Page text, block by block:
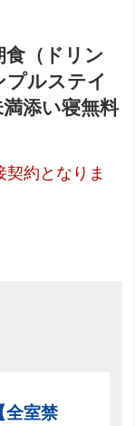
食（ドリン
プルステイ
添い寝無料
契約となりま
全室禁